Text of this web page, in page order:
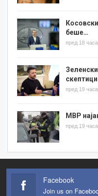
беше…
пред 18 часа
пред 19 часа
МВР
пред 19 часа
Facebook
Join us on